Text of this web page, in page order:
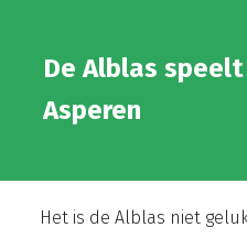
De Alblas
Asperen
Het is de Alblas niet